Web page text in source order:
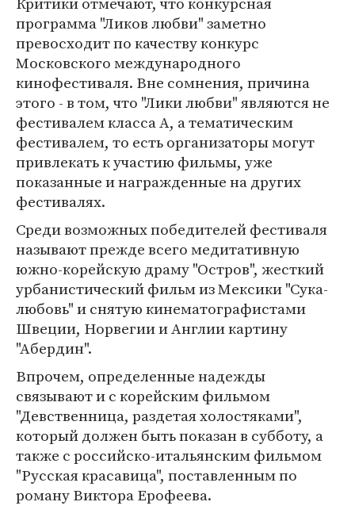
программа "Ликов любви" заметно
превосходит по качеству конкурс
Московского международного
кинофестиваля. Вне сомнения, причина
этого - в том, что "Лики любви" являются не
фестивалем класса А, а тематическим
фестивалем, то есть организаторы могут
привлекать к участию фильмы, уже
показанные и награжденные на других
фестивалях.
Среди возможных победителей фестиваля
называют прежде всего медитативную
южно-корейскую драму "Остров", жесткий
урбанистический фильм из Мексики "Сука-
любовь" и снятую кинематографистами
Швеции, Норвегии и Англии картину
"Абердин".
Впрочем, определенные надежды
связывают и с корейским фильмом
"Девственница, раздетая холостяками",
который должен быть показан в субботу, а
также с российско-итальянским фильмом
"Русская красавица", поставленным по
роману Виктора Ерофеева.